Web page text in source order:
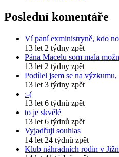
Poslední komentáře
Ví paní exministryně, kdo
13 let 2 týdny zpět
Pána Macelu som mala
13 let 2 týdny zpět
Podílel jsem se na výzkumu,
13 let 3 týdny zpět
:-(
13 let 6 týdnů zpět
to je skvělé
13 let 6 týdnů zpět
Vyjadřuji souhlas
14 let 24 týdnů zpět
Klub náhradních rodin v